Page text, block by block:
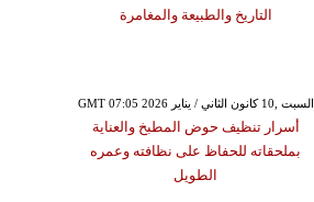
التاريخ والطبيعة والمغامرة
GMT 07:05 2026 السبت ,10 كانون الثاني / يناير
أسرار تنظيف حوض المطبخ والعناية
بملحقاته للحفاظ على نظافته وعمره
الطويل